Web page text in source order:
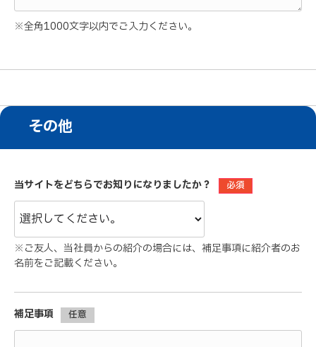
※全角1000文字以内でご入力ください。
その他
当サイトをどちらでお知りになりましたか？ 必須
※ご友人、当社員からの紹介の場合には、補足事項に紹介者のお
名前をご記載ください。
補足事項 任意